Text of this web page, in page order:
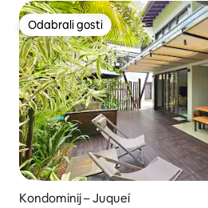
Odabrali gosti
Odabrali gosti
Kondominij – Juqueí